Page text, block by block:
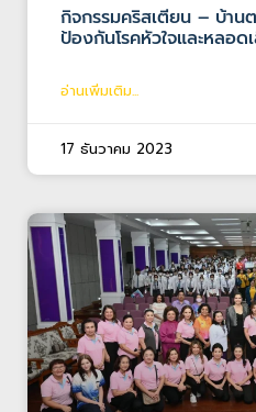
กิจกรรมคริสเตียน – บ้าน
ป้องกันโรคหัวใจและหลอด
อ่านเพิ่มเติม...
17 ธันวาคม 2023